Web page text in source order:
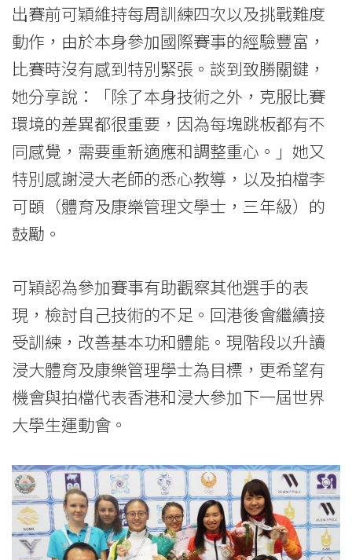
學
院
消
息
國
際
學
院
香
港
浸
會
大
學
出賽前可穎維持每周訓練四次以及挑戰難度
動作，由於本身參加國際賽事的經驗豐富，
比賽時沒有感到特別緊張。談到致勝關鍵，
她分享說：「除了本身技術之外，克服比賽
環境的差異都很重要，因為每塊跳板都有不
同感覺，需要重新適應和調整重心。」她又
特別感謝浸大老師的悉心教導，以及拍檔李
可頣（體育及康樂管理文學士，三年級）的
鼓勵。
可穎認為參加賽事有助觀察其他選手的表
現，檢討自己技術的不足。回港後會繼續接
受訓練，改善基本功和體能。現階段以升讀
浸大體育及康樂管理學士為目標，更希望有
機會與拍檔代表香港和浸大參加下一屆世界
大學生運動會。